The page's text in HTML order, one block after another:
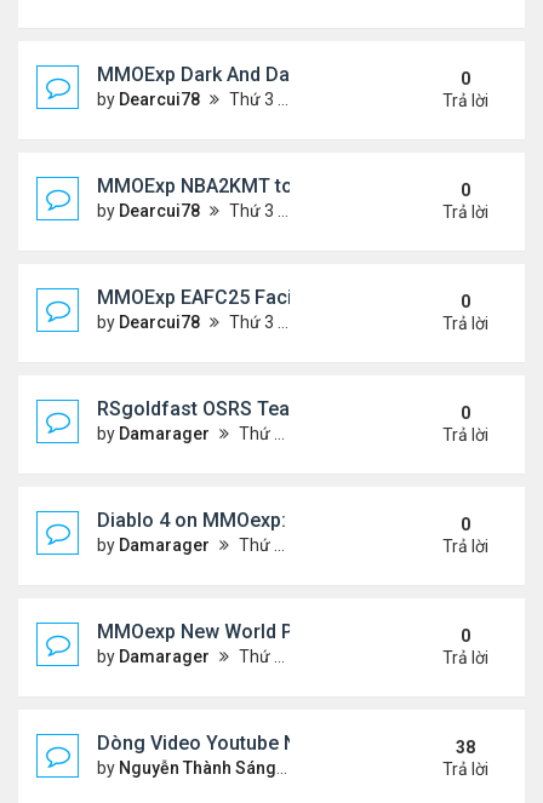
MMOExp Dark And Darker Use Silver Coins for
by Dearcui78 Thứ 3 Tháng 12 10, 2024 1:08 am
0
Trả lời
MMOExp NBA2KMT to the team’s success
by Dearcui78 Thứ 3 Tháng 12 10, 2024 1:07 am
0
Trả lời
MMOExp EAFC25 Facilities Cards in Clubs
by Dearcui78 Thứ 3 Tháng 12 10, 2024 1:05 am
0
Trả lời
RSgoldfast OSRS Team Ironman: A Thrilling
by Damarager Thứ 4 Tháng 11 27, 2024 12:51 am
0
Trả lời
Diablo 4 on MMOexp: Will This New Feature Be
by Damarager Thứ 4 Tháng 11 27, 2024 12:51 am
0
Trả lời
MMOexp New World PC Update 1.1.0: What New
by Damarager Thứ 4 Tháng 11 27, 2024 12:50 am
0
Trả lời
Dòng Video Youtube Ngâm Nga Thơ & Đọc Thơ
by Nguyễn Thành Sáng Thứ 3 Tháng 9 10, 2024 7:17
38
Trả lời